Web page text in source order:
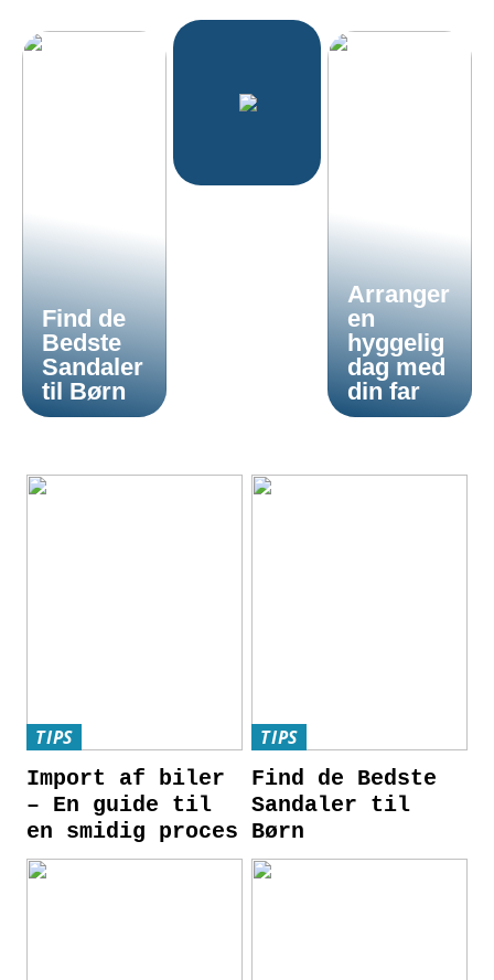
Find de
Bedste
Sandaler
til Børn
Arranger
en
hyggelig
dag med
din far
TIPS
Import af biler
– En guide til
en smidig proces
TIPS
Find de Bedste
Sandaler til
Børn